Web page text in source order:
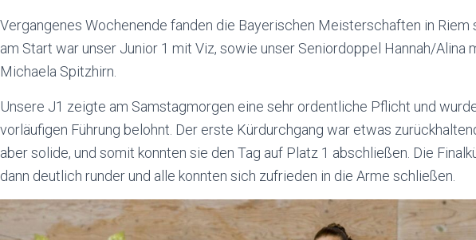
Vergangenes Wochenende fanden die Bayerischen Meisterschaften in Riem
am Start war unser Junior 1 mit Viz, sowie unser Seniordoppel Hannah/Alina
Michaela Spitzhirn.
Unsere J1 zeigte am Samstagmorgen eine sehr ordentliche Pflicht und
vorläufigen Führung belohnt. Der erste Kürdurchgang war etwas
aber solide, und somit konnten sie den Tag auf Platz 1 abschließen. Die
dann deutlich runder und alle konnten sich zufrieden in die Arme schließen.